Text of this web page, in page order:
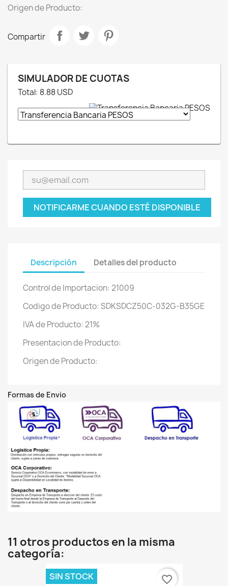
Origen de Producto:
Compartir
SIMULADOR DE CUOTAS
Total: 8.88 USD
NOTIFICARME CUANDO ESTÉ DISPONIBLE
Descripción Detalles del producto
Control de Importacion: 21009
Codigo de Producto: SDKSDCZ50C-032G-B35GE
IVA de Producto: 21%
Presentacion de Producto:
Origen de Producto:
Formas de Envio
11 otros productos en la misma
categoría:
SIN STOCK favorite_border